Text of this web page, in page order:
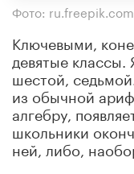
Фото: ru.freepik.com
Ключевыми,
девятые классы.
шестой,
из обычной
алгебру,
школьники
ней, либо,